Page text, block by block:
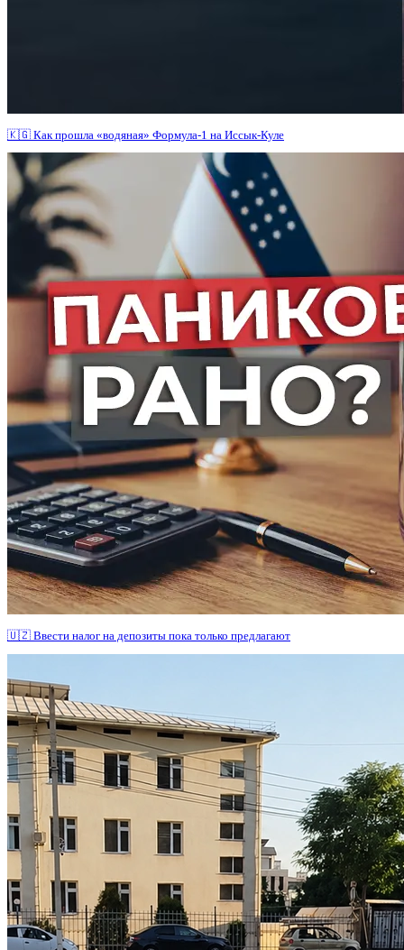
🇰🇬 Как прошла «водяная» Формула-1 на Иссык-Куле
🇺🇿 Ввести налог на депозиты пока только предлагают